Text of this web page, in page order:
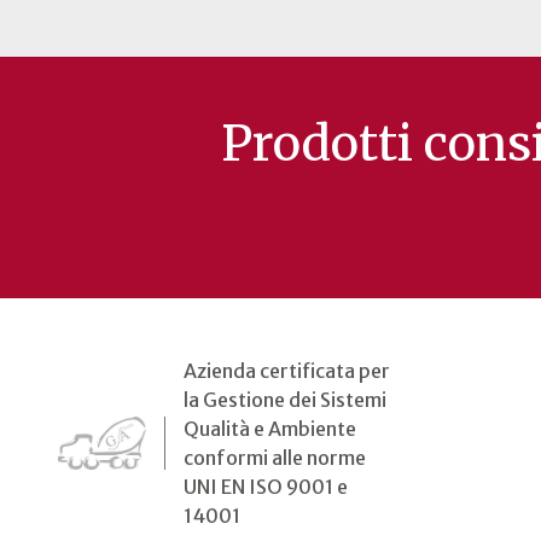
Prodotti
Azienda certificata per
la Gestione dei Sistemi
Qualità e Ambiente
conformi alle norme
UNI EN ISO 9001 e
14001